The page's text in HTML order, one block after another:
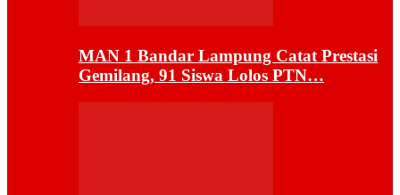
MAN 1 Bandar Lampung Catat Prestasi
Gemilang, 91 Siswa Lolos PTN…